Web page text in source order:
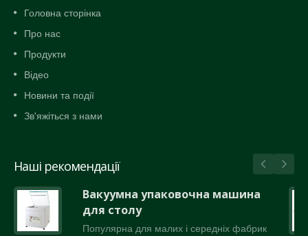
Головна сторінка
Про нас
Продукти
Відео
Новини та події
Зв'яжіться з нами
Наші рекомендації
Вакуумна упаковочна машина
для столу
Популярна для малих і середніх фабрик